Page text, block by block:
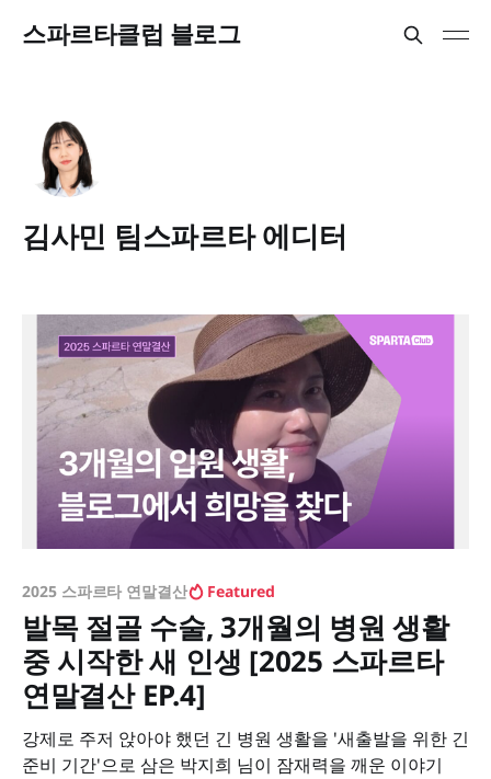
스파르타클럽 블로그
김사민 팀스파르타 에디터
2025 스파르타 연말결산 Featured
발목 절골 수술, 3개월의 병원 생활
중 시작한 새 인생 [2025 스파르타
연말결산 EP.4]
강제로 주저 앉아야 했던 긴 병원 생활을 '새출발을 위한 긴
준비 기간'으로 삼은 박지희 님이 잠재력을 깨운 이야기